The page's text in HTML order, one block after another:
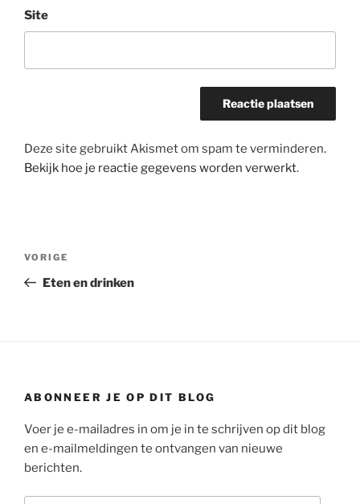
Site
Deze site gebruikt Akismet om spam te verminderen.
Bekijk hoe je reactie gegevens worden verwerkt.
Vorig
bericht
VORIGE
Eten en drinken
ABONNEER JE OP DIT BLOG
Voer je e-mailadres in om je in te schrijven op dit blog
en e-mailmeldingen te ontvangen van nieuwe
berichten.